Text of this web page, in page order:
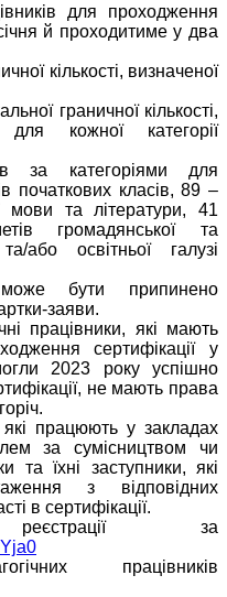
для проходження
й проходитиме у два
кількості, визначеної
граничної кількості,
кожної категорії
за категоріями для
початкових класів, 89 –
мови та літератури, 41
громадянської та
або освітньої галузі
бути припинено
заяви.
працівники, які мають
сертифікації у
2023 року успішно
не мають права
які працюють у закладах
за сумісництвом чи
та їхні заступники, які
з відповідних
в сертифікації.
за
працівників